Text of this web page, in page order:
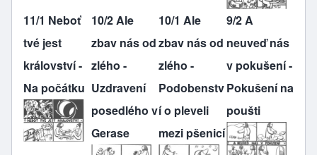
11/1 Neboť
tvé jest
království -
Na počátku
10/2 Ale
zbav nás od
zlého -
Uzdravení
posedlého v
Gerase
10/1 Ale
zbav nás od
zlého -
Podobenstv
í o pleveli
mezi pšenicí
9/2 A
neuveď nás
v pokušení -
Pokušení na
poušti